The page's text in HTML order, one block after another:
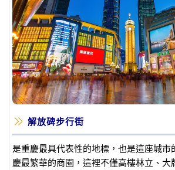
解放碑步行街
是重慶最具代表性的地標，也是這座城市
慶最繁華的商圈，這裡不僅高樓林立、大